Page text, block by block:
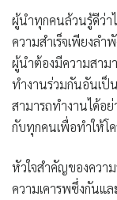
ผู้นำทุกคนล้วนรู้ดีว่า
ความสำเร็จเพียงล
ผู้นำต้องมีความสาม
ทำงานร่วมกันอันเ
สามารถทำงานได้อ
กับทุกคนเพื่อทำให้โค
หัวใจสำคัญของความ
ความเคารพซึ่งกันแ